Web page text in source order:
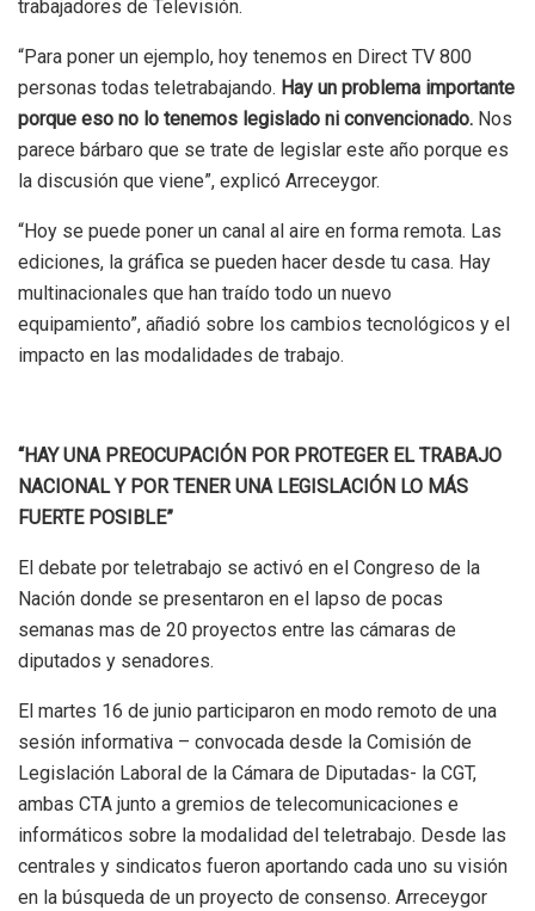
trabajadores de Televisión.
“Para poner un ejemplo, hoy tenemos en Direct TV 800
personas todas teletrabajando. Hay un problema importante
porque eso no lo tenemos legislado ni convencionado. Nos
parece bárbaro que se trate de legislar este año porque es
la discusión que viene”, explicó Arreceygor.
“Hoy se puede poner un canal al aire en forma remota. Las
ediciones, la gráfica se pueden hacer desde tu casa. Hay
multinacionales que han traído todo un nuevo
equipamiento”, añadió sobre los cambios tecnológicos y el
impacto en las modalidades de trabajo.
“HAY UNA PREOCUPACIÓN POR PROTEGER EL TRABAJO
NACIONAL Y POR TENER UNA LEGISLACIÓN LO MÁS
FUERTE POSIBLE”
El debate por teletrabajo se activó en el Congreso de la
Nación donde se presentaron en el lapso de pocas
semanas mas de 20 proyectos entre las cámaras de
diputados y senadores.
El martes 16 de junio participaron en modo remoto de una
sesión informativa – convocada desde la Comisión de
Legislación Laboral de la Cámara de Diputadas- la CGT,
ambas CTA junto a gremios de telecomunicaciones e
informáticos sobre la modalidad del teletrabajo. Desde las
centrales y sindicatos fueron aportando cada uno su visión
en la búsqueda de un proyecto de consenso. Arreceygor